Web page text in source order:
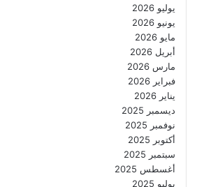
يوليو 2026
يونيو 2026
مايو 2026
أبريل 2026
مارس 2026
فبراير 2026
يناير 2026
ديسمبر 2025
نوفمبر 2025
أكتوبر 2025
سبتمبر 2025
أغسطس 2025
يوليو 2025